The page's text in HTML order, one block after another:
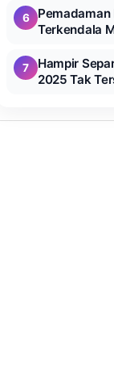
6
Terkendala
7
Hampir
2025 Tak